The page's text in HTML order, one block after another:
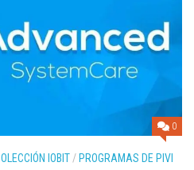
0
IOBIT / PROGRAMAS DE PIVI